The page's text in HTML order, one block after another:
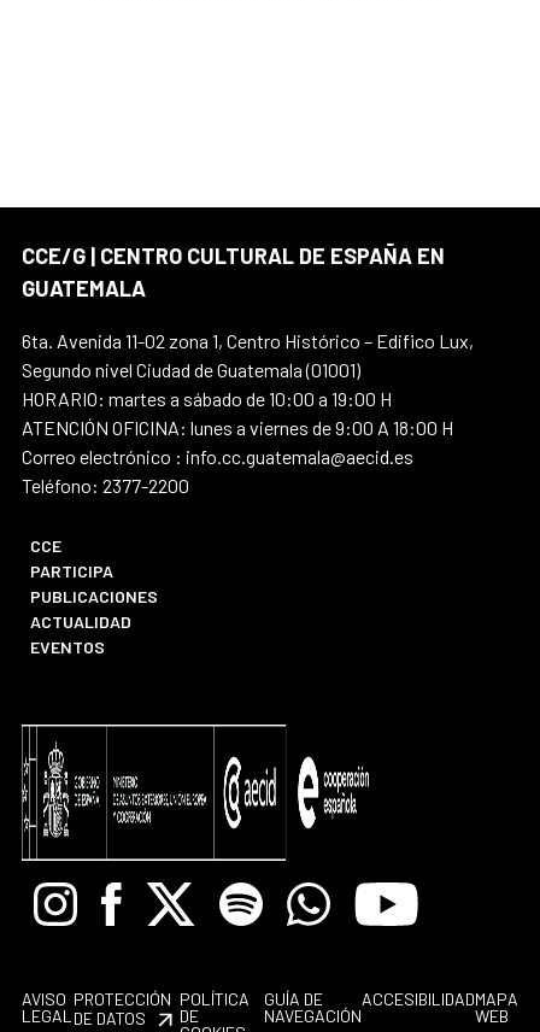
CCE/G | CENTRO CULTURAL DE ESPAÑA EN
GUATEMALA
6ta. Avenida 11-02 zona 1, Centro Histórico – Edifico Lux,
Segundo nivel Ciudad de Guatemala (01001)
HORARIO: martes a sábado de 10:00 a 19:00 H
ATENCIÓN OFICINA: lunes a viernes de 9:00 A 18:00 H
Correo electrónico : info.cc.guatemala@aecid.es
Teléfono: 2377-2200
CCE
PARTICIPA
PUBLICACIONES
ACTUALIDAD
EVENTOS
InstagramFacebook
X Spotify WhatsappYoutube
AVISO
LEGAL
PROTECCIÓN
DE DATOS
POLÍTICA
DE
GUÍA DE
NAVEGACIÓN
ACCESIBILIDADMAPA
WEB